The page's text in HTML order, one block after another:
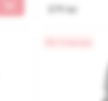
379 lei